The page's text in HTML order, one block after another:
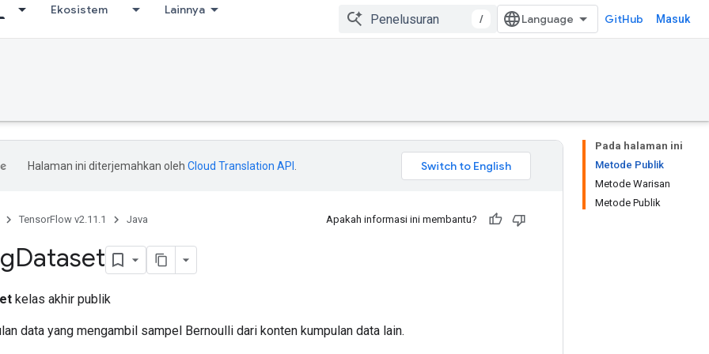
Ekosistem Lainnya
/ GitHub Masuk
Pada halaman ini
Metode Publik
Metode Warisan
Metode Publik
Halaman ini diterjemahkan oleh Cloud Translation API
TensorFlow v2.11.1 Java Apakah informasi ini membantu?
Dataset
kelas akhir publik
data yang mengambil sampel Bernoulli dari konten kumpulan data lain.